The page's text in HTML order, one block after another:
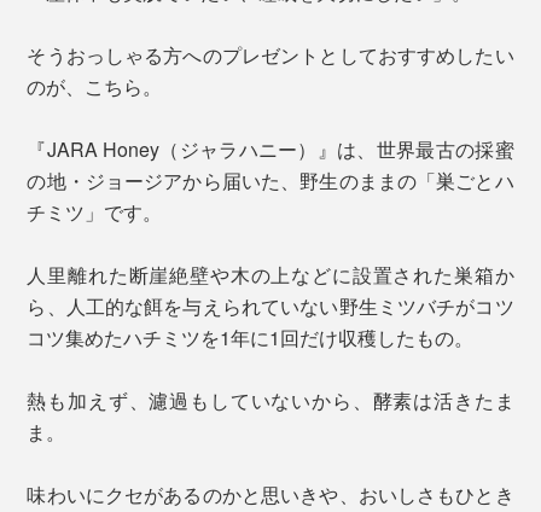
そうおっしゃる方へのプレゼントとしておすすめしたい
のが、こちら。
『JARA Honey（ジャラハニー）』は、世界最古の採蜜
の地・ジョージアから届いた、野生のままの「巣ごとハ
チミツ」です。
人里離れた断崖絶壁や木の上などに設置された巣箱か
ら、人工的な餌を与えられていない野生ミツバチがコツ
コツ集めたハチミツを1年に1回だけ収穫したもの。
熱も加えず、濾過もしていないから、酵素は活きたま
ま。
味わいにクセがあるのかと思いきや、おいしさもひとき